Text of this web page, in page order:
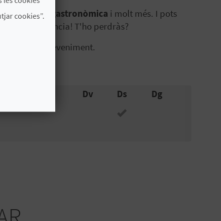
oferta gastronòmica i molt més. I pots
de València! T'ho perdràs?
de l'esdeveniment.
Dv Ds Dg
cookies”.